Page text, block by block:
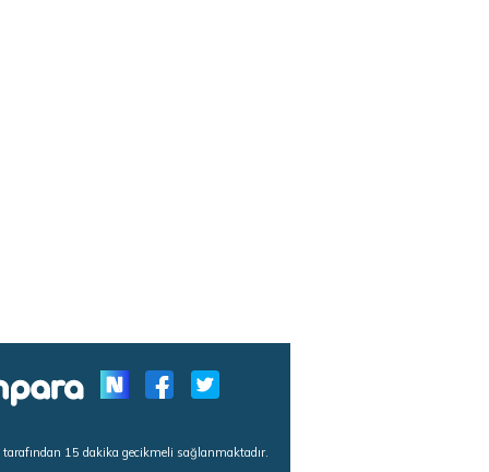
tarafından 15 dakika gecikmeli sağlanmaktadır.